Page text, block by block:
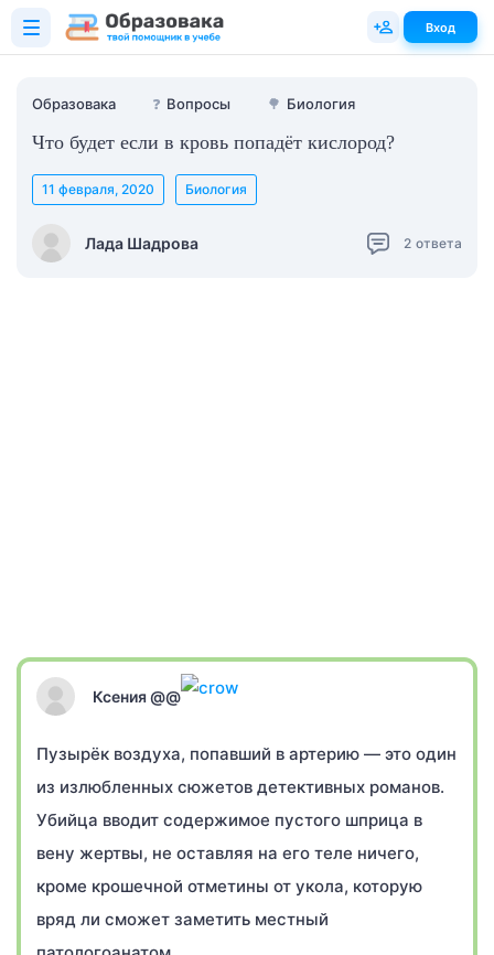
Образовака ❓ Вопросы 🌳 Биология
Что будет если в кровь попадёт кислород?
Лада Шадрова
11 февраля, 2020 Биология
2 ответа
Ксения @@
Пузырёк воздуха, попавший в артерию — это один
из излюбленных сюжетов детективных романов.
Убийца вводит содержимое пустого шприца в
вену жертвы, не оставляя на его теле ничего,
кроме крошечной отметины от укола, которую
вряд ли сможет заметить местный
Вход